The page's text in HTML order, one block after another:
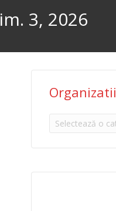
3, 2026
Organizatii
Organizatii